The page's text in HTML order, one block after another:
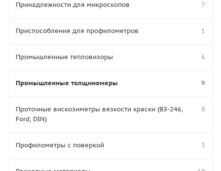
Принадлежности для микроскопов 7
Приспособления для профилометров 1
Промышленные тепловизоры 6
Промышленные толщиномеры 9
Проточные вискозиметры вязкости краски (ВЗ-246,
Ford, DIN)
8
Профилометры с поверкой 3